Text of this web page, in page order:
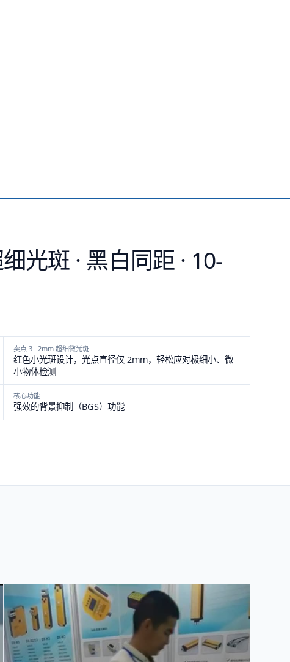
光斑 · 黑白同距 · 10-
卖点 3 · 2mm 超细微光斑
红色小光斑设计，光点直径仅 2mm，轻松应对极细小、微
小物体检测
核心功能
强效的背景抑制（BGS）功能